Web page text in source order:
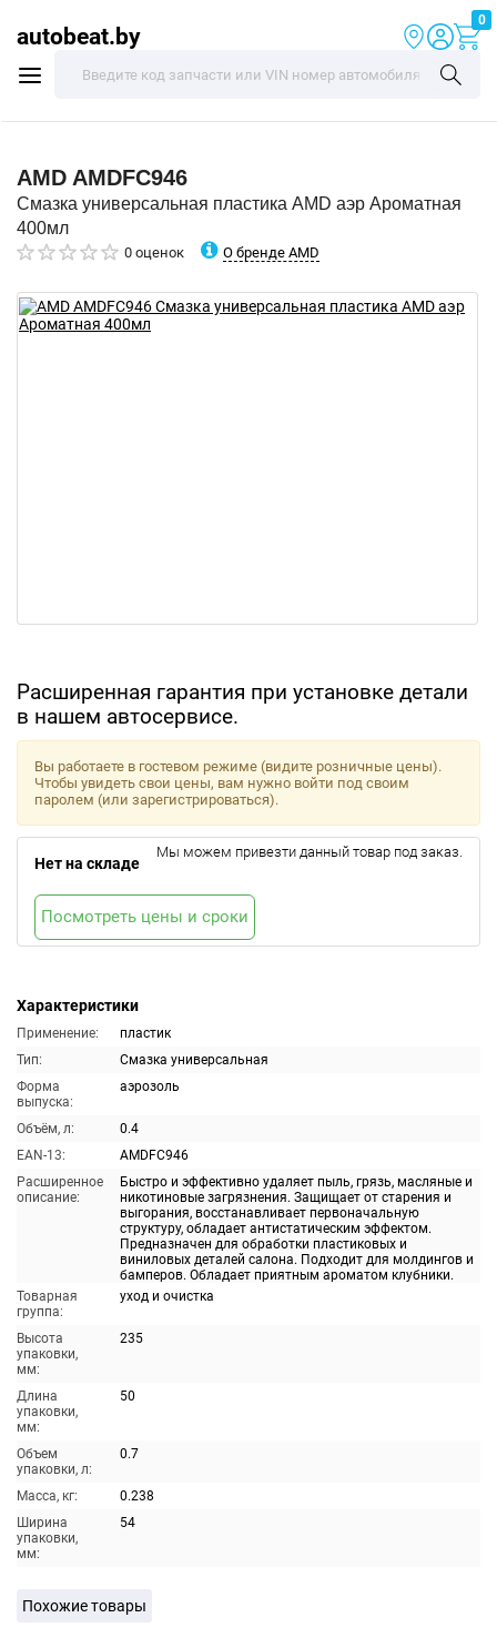
autobeat.by
0
AMD AMDFC946
Смазка универсальная пластика AMD аэр Ароматная
400мл
0 оценок О бренде AMD
Расширенная гарантия при установке детали
в нашем автосервисе.
Характеристики
Применение:
пластик
Тип:
Смазка универсальная
Форма
выпуска:
аэрозоль
Объём, л:
0.4
EAN-13:
AMDFC946
Расширенное
описание:
Быстро и эффективно удаляет пыль, грязь, масляные и
никотиновые загрязнения. Защищает от старения и
выгорания, восстанавливает первоначальную
структуру, обладает антистатическим эффектом.
Предназначен для обработки пластиковых и
виниловых деталей салона. Подходит для молдингов и
бамперов. Обладает приятным ароматом клубники.
Товарная
группа:
уход и очистка
Высота
упаковки,
мм:
235
Длина
упаковки,
мм:
50
Объем
упаковки, л:
0.7
Масса, кг:
0.238
Ширина
упаковки,
мм:
54
Вы работаете в гостевом режиме (видите розничные цены).
Чтобы увидеть свои цены, вам нужно войти под своим
паролем (или зарегистрироваться).
Нет на складе
Мы можем привезти данный товар под заказ.
Посмотреть цены и сроки
Похожие товары